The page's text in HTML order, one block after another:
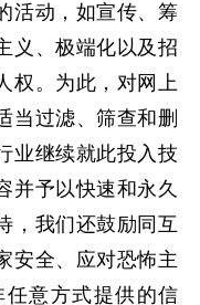
活动，如宣传、筹
义、极端化以及招
权。为此，对网上
当过滤、筛查和删
业继续就此投入技
并予以快速和永久
，我们还鼓励同互
安全、应对恐怖主
意方式提供的信